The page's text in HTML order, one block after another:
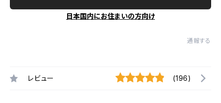
日本国内にお住まいの方向け
通報する
レビュー (196)